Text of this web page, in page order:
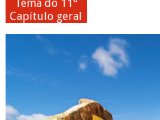
Tema do 11°
Capítulo geral